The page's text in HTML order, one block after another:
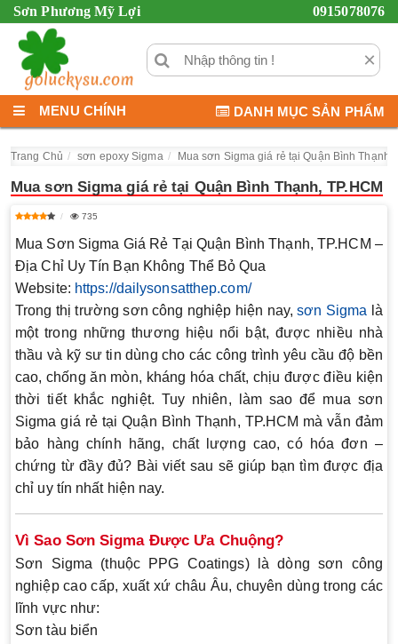
Sơn Phương Mỹ Lợi 0915078076
×
MENU CHÍNH DANH MỤC SẢN PHẨM
Trang Chủ sơn epoxy Sigma Mua sơn Sigma giá rẻ tại Quận Bình Thạnh,
Mua sơn Sigma giá rẻ tại Quận Bình Thạnh, TP.HCM
735
Mua Sơn Sigma Giá Rẻ Tại Quận Bình Thạnh, TP.HCM –
Địa Chỉ Uy Tín Bạn Không Thể Bỏ Qua
Website: https://dailysonsatthep.com/
Trong thị trường sơn công nghiệp hiện nay,sơn Sigma là
một trong những thương hiệu nổi bật, được nhiều nhà
thầu và kỹ sư tin dùng cho các công trình yêu cầu độ bền
cao, chống ăn mòn, kháng hóa chất, chịu được điều kiện
thời tiết khắc nghiệt. Tuy nhiên, làm sao để mua sơn
Sigma giá rẻ tại Quận Bình Thạnh, TP.HCM mà vẫn đảm
bảo
hàng chính hãng, chất lượng cao, có hóa đơn –
chứng từ đầy đủ? Bài viết sau sẽ giúp bạn tìm được địa
chỉ uy tín nhất hiện nay.
Vì Sao Sơn Sigma Được Ưa Chuộng?
Sơn Sigma (thuộc PPG Coatings) là dòng sơn công
nghiệp cao cấp, xuất xứ châu Âu, chuyên dùng trong các
lĩnh vực như:
Sơn tàu biển